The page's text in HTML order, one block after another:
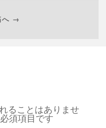
へ →
ることはありませ
須項目です